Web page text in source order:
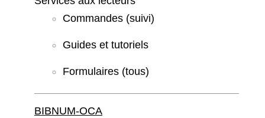
Commandes (suivi)
Guides et tutoriels
Formulaires (tous)
BIBNUM-OCA